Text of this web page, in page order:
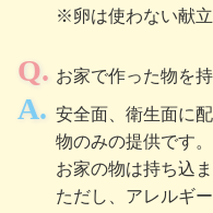
※卵は使わない献立
お家で作った物を
安全面、衛生面に
物のみの提供です。
お家の物は持ち込
ただし、アレルギ